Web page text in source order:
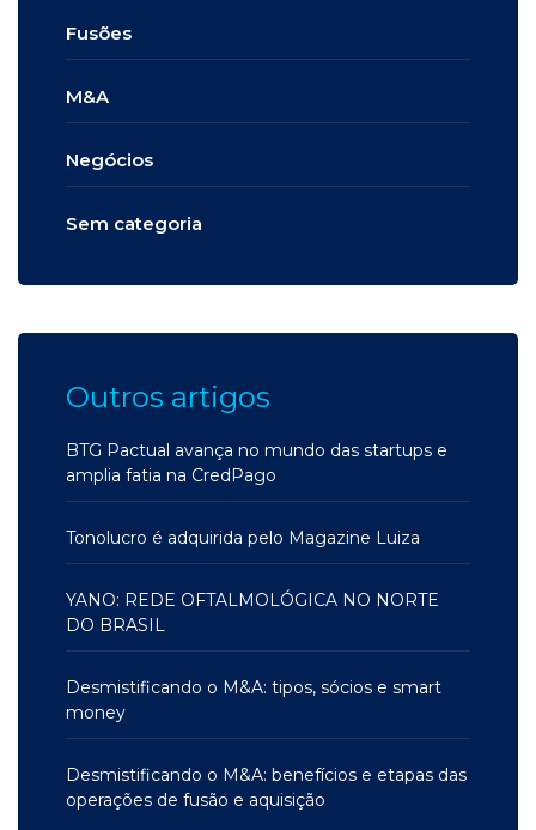
Fusões
M&A
Negócios
Sem categoria
Outros artigos
BTG Pactual avança no mundo das startups e
amplia fatia na CredPago
Tonolucro é adquirida pelo Magazine Luiza
YANO: REDE OFTALMOLÓGICA NO NORTE
DO BRASIL
Desmistificando o M&A: tipos, sócios e smart
money
Desmistificando o M&A: benefícios e etapas das
operações de fusão e aquisição